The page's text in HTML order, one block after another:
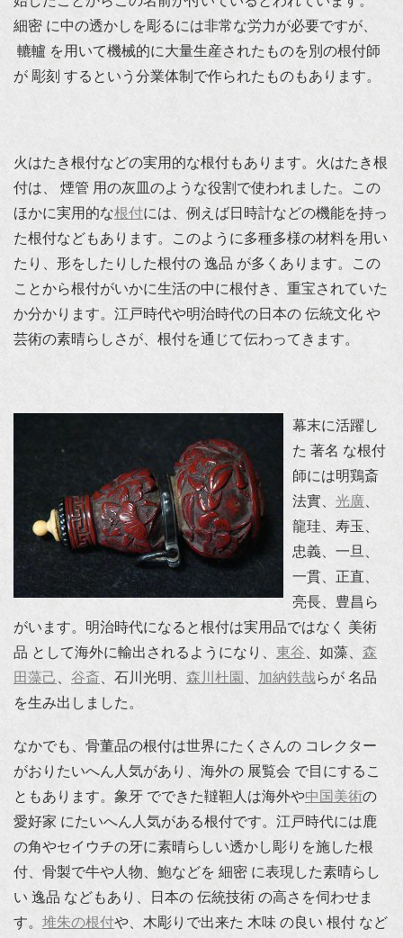
細密 に中の透かしを彫るには非常な労力が必要ですが、
轆轤 を用いて機械的に大量生産されたものを別の根付師
が 彫刻 するという分業体制で作られたものもあります。
火はたき根付などの実用的な根付もあります。火はたき根
付は、 煙管 用の灰皿のような役割で使われました。この
ほかに実用的な根付には、例えば日時計などの機能を持っ
た根付などもあります。このように多種多様の材料を用い
たり、形をしたりした根付の 逸品 が多くあります。この
ことから根付がいかに生活の中に根付き、重宝されていた
か分かります。江戸時代や明治時代の日本の 伝統文化 や
芸術の素晴らしさが、根付を通じて伝わってきます。
幕末に活躍し
た 著名 な根付
師には明鶏斎
法實、 光廣
龍珪、寿玉、
忠義、一旦、
一貫、正直、
亮長、豊昌ら
がいます。明治時代になると根付は実用品ではなく 美術
品 として海外に輸出されるようになり、 東谷 、如藻、 森
田藻己
谷斎 、石川光明、 森川杜園 加納鉄哉らが 名品
を生み出しました。
なかでも、骨董品の根付は世界にたくさんの コレクター
がおりたいへん人気があり、海外の 展覧会 で目にするこ
ともあります。象牙 でできた韃靼人は海外や中国美術の
愛好家 にたいへん人気がある根付です。江戸時代には鹿
の角やセイウチの牙に素晴らしい透かし彫りを施した根
付、骨製で牛や人物、鮑などを 細密 に表現した素晴らし
い 逸品 などもあり、日本の 伝統技術 の高さを伺わせま
す。 堆朱の根付や、木彫りで出来た 木味 の良い 根付 など